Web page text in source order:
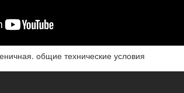
общие технические условия